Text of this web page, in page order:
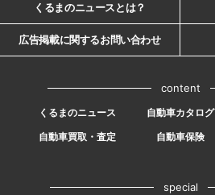
くるまのニュースとは？
広告掲載に関するお問い合わせ
content
くるまのニュース 自動車カタログ
自動車買取・査定
自動車保険
special